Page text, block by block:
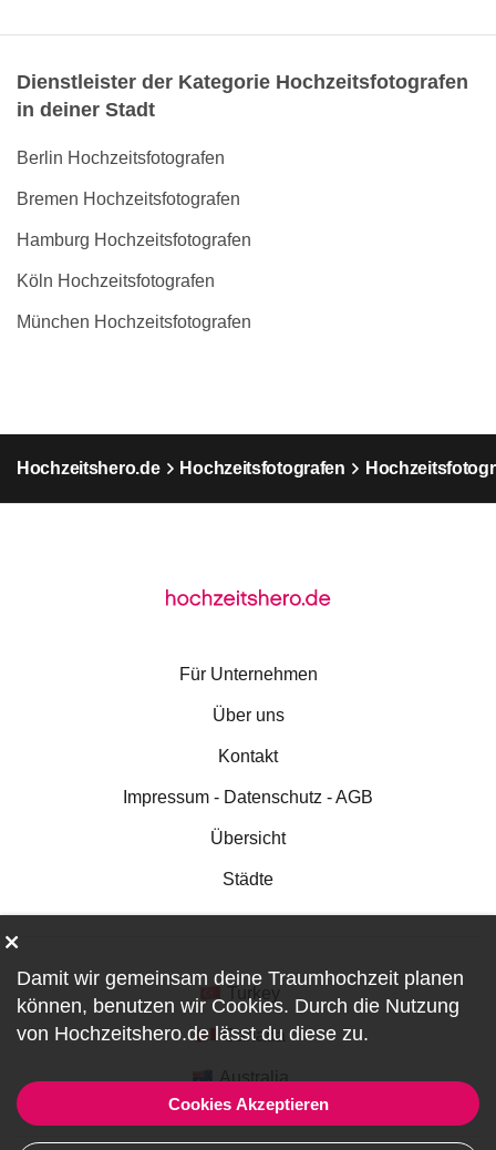
Dienstleister der Kategorie Hochzeitsfotografen
in deiner Stadt
Berlin Hochzeitsfotografen
Bremen Hochzeitsfotografen
Hamburg Hochzeitsfotografen
Köln Hochzeitsfotografen
München Hochzeitsfotografen
Hochzeitshero.de Hochzeitsfotografen
Für Unternehmen
Über uns
Kontakt
Impressum - Datenschutz - AGB
Übersicht
Städte
Canada
Australia
Damit wir gemeinsam deine Traumhochzeit planen
können, benutzen wir Cookies. Durch die Nutzung
von Hochzeitshero.de lässt du diese zu.
Cookies Akzeptieren